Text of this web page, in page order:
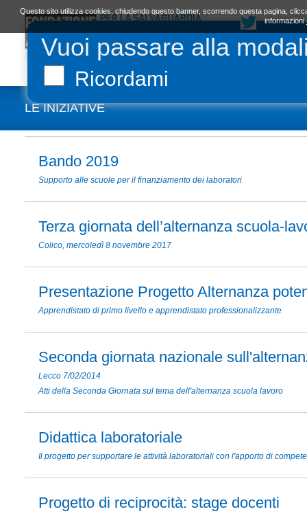
Vuoi passare alla
Ricordami
LA FONDAZIONE
LE INIZIATIVE
Bando 2019
Supporto alle scuole per il finanziamento dei laboratori
Terza giornata dell’alternanza scuola-
Colico, mercoledì 8 novembre 2017
Presentazione Progetto Alternanza
Apprendistato di primo livello e apprendistato professionalizzante
Seconda giornata nazionale
Lecco 7/02/2014
Atti della Seconda Giornata sul tema dell'alternanza scuola lavoro
Didattica laboratoriale
Il progetto per supportare le attività laboratoriali con l'apporto di
Progetto di reciprocità: stage docenti
Questo sito utilizza cookies, chiudendo questo banner, scorrendo questa pagina,
informazioni